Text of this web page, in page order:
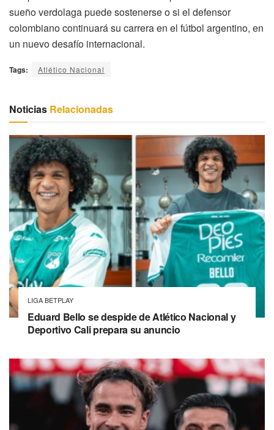
sueño verdolaga puede sostenerse o si el defensor
colombiano continuará su carrera en el fútbol argentino, en
un nuevo desafío internacional.
Tags: Atlético Nacional
Noticias Relacionadas
LIGA BETPLAY
Eduard Bello se despide de Atlético Nacional y
Deportivo Cali prepara su anuncio